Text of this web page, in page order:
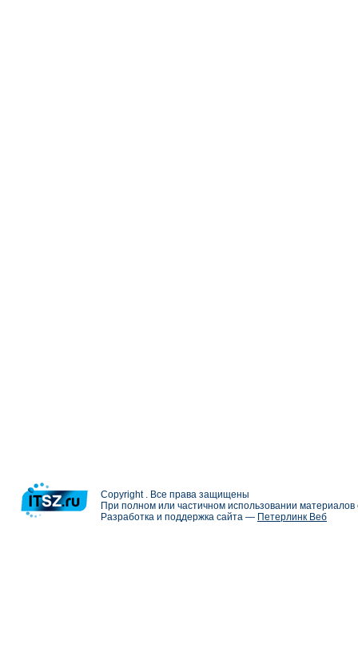
Copyright . Все права защищены
При полном или частичном использовании
Разработка и поддержка сайта — Петерлинк Веб